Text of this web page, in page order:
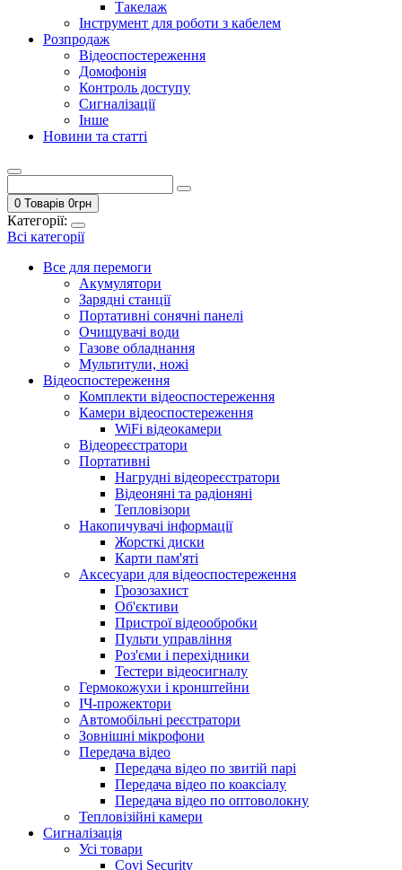
Такелаж
Інструмент для роботи з кабелем
Розпродаж
Відеоспостереження
Домофонія
Контроль доступу
Сигналізації
Інше
Новини та статті
0 Товарів 0грн
Категорії:
Всі категорії
Все для перемоги
Акумулятори
Зарядні станції
Портативні сонячні панелі
Очищувачі води
Газове обладнання
Мультитули, ножі
Відеоспостереження
Комплекти відеоспостереження
Камери відеоспостереження
WiFi відеокамери
Відеореєстратори
Портативні
Нагрудні відеореєстратори
Відеоняні та радіоняні
Тепловізори
Накопичувачі інформації
Жорсткі диски
Карти пам'яті
Аксесуари для відеоспостереження
Грозозахист
Об'єктиви
Пристрої відеообробки
Пульти управління
Роз'єми і перехідники
Тестери відеосигналу
Гермокожухи і кронштейни
ІЧ-прожектори
Автомобільні реєстратори
Зовнішні мікрофони
Передача відео
Передача відео по звитій парі
Передача відео по коаксіалу
Передача відео по оптоволокну
Тепловізійні камери
Cигналізація
Усі товари
Covi Security